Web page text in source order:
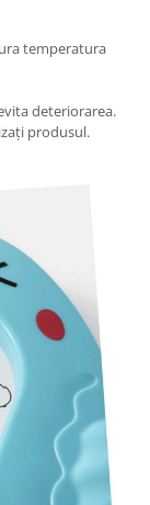
temperatura
deteriorarea.
produsul.